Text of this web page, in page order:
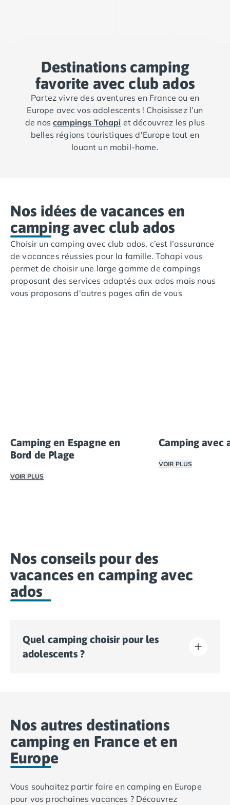
Destinations camping
favorite avec club ados
Partez vivre des aventures en France ou en
Europe avec vos adolescents ! Choisissez l’un
de noscampings Tohapi et découvrez les plus
belles régions touristiques d'Europe tout en
louant un mobil-home.
Nos idées de vacances en
camping avec club ados
Choisir un camping avec club ados, c’est l’assurance
de vacances réussies pour la famille. Tohapi vous
permet de choisir une large gamme de campings
proposant des services adaptés aux ados mais nous
vous proposons d'autres pages afin de vous
Camping en Espagne en
Bord de Plage
VOIR PLUS
Camping avec
VOIR PLUS
Nos conseils pour des
vacances en camping avec
ados
Quel camping choisir pour les
adolescents ?
tranche d'âge des 14-17 ans, comme des tournois
sportifs, des soirées à thème, des activités en piscine
ou des rencontres entre jeunes, ce qui permet aux
ados de s’amuser et de se faire des amis pendant le
séjour. Parmi les campings Tohapi appréciés des
le Var, le camping Le Ried, en Alsace, ou encore le
camping Le Neptune, dans le Languedoc-Roussillon.
Nos autres destinations
camping en France et en
Europe
Vous souhaitez partir faire en camping en Europe
pour vos prochaines vacances ? Découvrez